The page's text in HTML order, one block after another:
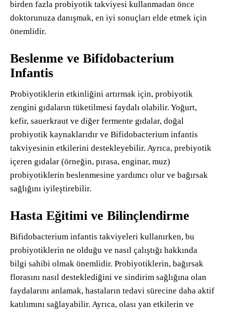
birden fazla probiyotik takviyesi kullanmadan önce
doktorunuza danışmak, en iyi sonuçları elde etmek için
önemlidir.
Beslenme ve Bifidobacterium
Infantis
Probiyotiklerin etkinliğini artırmak için, probiyotik
zengini gıdaların tüketilmesi faydalı olabilir. Yoğurt,
kefir, sauerkraut ve diğer fermente gıdalar, doğal
probiyotik kaynaklarıdır ve Bifidobacterium infantis
takviyesinin etkilerini destekleyebilir. Ayrıca, prebiyotik
içeren gıdalar (örneğin, pırasa, enginar, muz)
probiyotiklerin beslenmesine yardımcı olur ve bağırsak
sağlığını iyileştirebilir.
Hasta Eğitimi ve Bilinçlendirme
Bifidobacterium infantis takviyeleri kullanırken, bu
probiyotiklerin ne olduğu ve nasıl çalıştığı hakkında
bilgi sahibi olmak önemlidir. Probiyotiklerin, bağırsak
florasını nasıl desteklediğini ve sindirim sağlığına olan
faydalarını anlamak, hastaların tedavi sürecine daha aktif
katılımını sağlayabilir. Ayrıca, olası yan etkilerin ve